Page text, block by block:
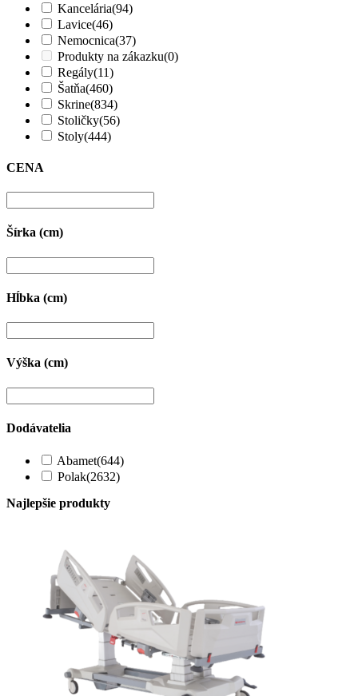
Kancelária(94)
Lavice(46)
Nemocnica(37)
Produkty na zákazku(0)
Regály(11)
Šatňa(460)
Skrine(834)
Stoličky(56)
Stoly(444)
CENA
Šírka (cm)
Hĺbka (cm)
Výška (cm)
Dodávatelia
Abamet(644)
Polak(2632)
Najlepšie produkty